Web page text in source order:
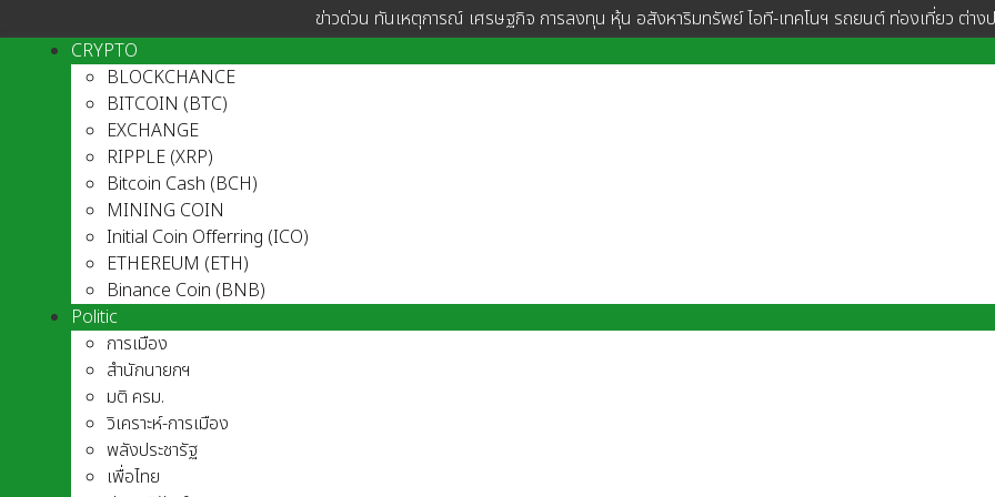
ข่าวด่วน ทันเหตุการณ์ เศรษฐกิจ การลงทุน หุ้น อสังหาริมทรัพย์ ไอที-เทคโนฯ รถยนต์ ท่องเที่ยว ต่างป
CRYPTO
BLOCKCHANCE
BITCOIN (BTC)
EXCHANGE
RIPPLE (XRP)
Bitcoin Cash (BCH)
MINING COIN
Initial Coin Offerring (ICO)
ETHEREUM (ETH)
Binance Coin (BNB)
Politic
การเมือง
สำนักนายกฯ
มติ ครม.
วิเคราะห์-การเมือง
พลังประชารัฐ
เพื่อไทย